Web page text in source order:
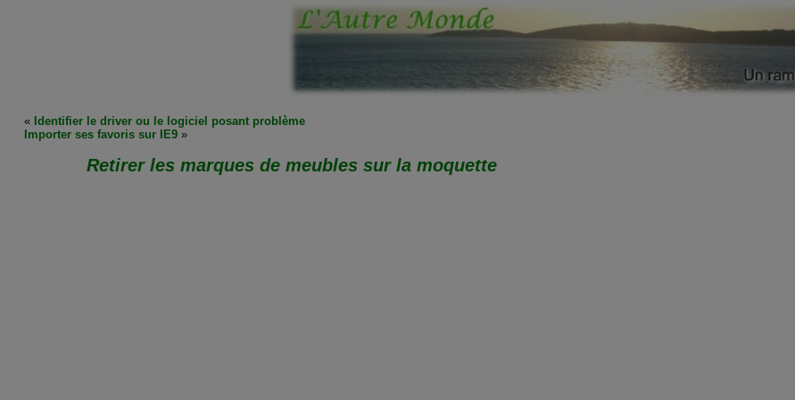
« Identifier le driver ou le logiciel posant problème
Importer ses favoris sur IE9»
Retirer les marques de meubles sur la moquette